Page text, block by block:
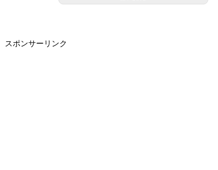
スポンサーリンク